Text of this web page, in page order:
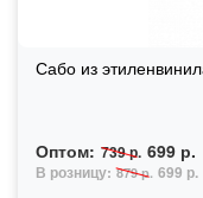
Сабо из
Оптом: 739 р. 699 р.
В розницу: 879 р. 699 р.